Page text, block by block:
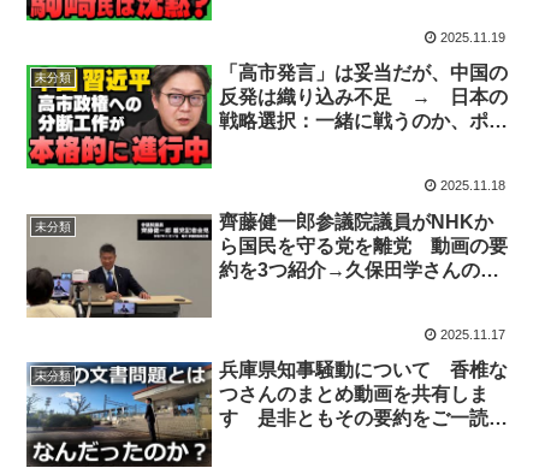
2025.11.19
未分類
「高市発言」は妥当だが、中国の
反発は織り込み不足 → 日本の
戦略選択：一緒に戦うのか、ポー
2025.11.18
未分類
齊藤健一郎参議院議員がNHKか
ら国民を守る党を離党 動画の要
約を3つ紹介→久保田学さんの繰
2025.11.17
未分類
兵庫県知事騒動について 香椎な
つさんのまとめ動画を共有しま
す 是非ともその要約をご一読く